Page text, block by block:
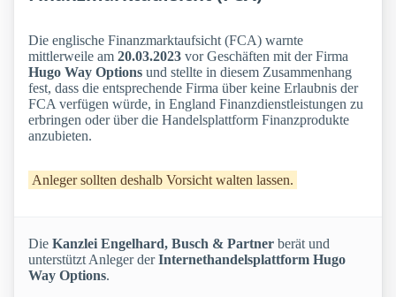
Die englische Finanzmarktaufsicht (FCA) warnte
mittlerweile am 20.03.2023 vor Geschäften mit der Firma
Hugo Way Options und stellte in diesem Zusammenhang
fest, dass die entsprechende Firma über keine Erlaubnis der
FCA verfügen würde, in England Finanzdienstleistungen zu
erbringen oder über die Handelsplattform Finanzprodukte
anzubieten.
Anleger sollten deshalb Vorsicht walten lassen.
Die Kanzlei Engelhard, Busch & Partner berät und
unterstützt Anleger derInternethandelsplattform Hugo
Way Options.